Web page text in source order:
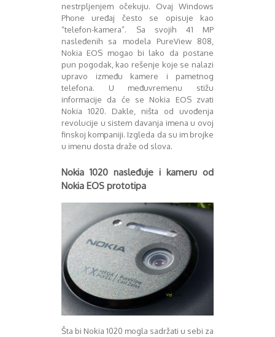
Pitamo stručnjake
Prikaz modela
Samsung
Testovi modela
Upoređivanje modela
Windows Phone
Zanimljivosti
Decembar 2012
Januar 2013
Februar 2013
Mart 2013
April 2013
Maj 2013
Juni 2013
Juli 2013
August 2013
Septembar 2013
Decembar 2013
Mart 2014
April 2014
Maj 2014
Juni 2014
Juli 2014
August 2014
Oktobar 2014
Novembar 2014
Decembar 2014
nestrpljenjem očekuju. Ovaj Windows
Phone uređaj često se opisuje kao
“telefon-kamera”. Sa svojih 41 MP
nasleđenih sa modela PureView 808,
Nokia EOS mogao bi lako da postane
pun pogodak, kao rešenje koje se nalazi
upravo između kamere i pametnog
telefona. U međuvremenu stižu
informacije da će se Nokia EOS zvati
Nokia 1020. Dakle, ništa od uvođenja
revolucije u sistem davanja imena u ovoj
finskoj kompaniji. Izgleda da su im brojke
u imenu dosta draže od slova.
Nokia 1020 nasleđuje i kameru od
Nokia EOS prototipa
Šta bi Nokia 1020 mogla sadržati u sebi za